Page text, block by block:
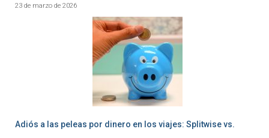
23 de marzo de 2026
Adiós a las peleas por dinero en los viajes: Splitwise vs.